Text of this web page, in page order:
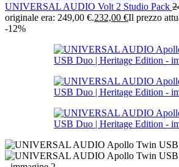
UNIVERSAL AUDIO Volt 2 Studio Pack
originale era: 249,00 €.232,00 €Il prezzo
-12%